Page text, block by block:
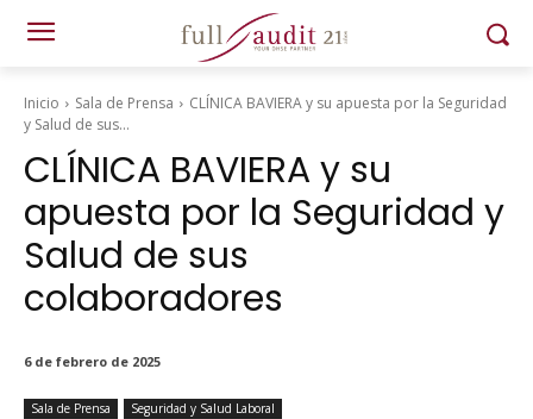
Inicio Sala de Prensa
CLÍNICA BAVIERA y su apuesta por la Seguridad
y Salud de sus...
CLÍNICA BAVIERA y su
apuesta por la Seguridad y
Salud de sus
colaboradores
6 de febrero de 2025
Sala de Prensa Seguridad y Salud Laboral